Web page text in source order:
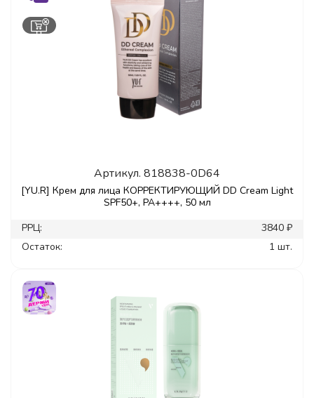
Артикул. 818838-0D64
[YU.R] Крем для лица КОРРЕКТИРУЮЩИЙ DD Cream Light
SPF50+, PA++++, 50 мл
РРЦ:
3840 ₽
Остаток:
1 шт.